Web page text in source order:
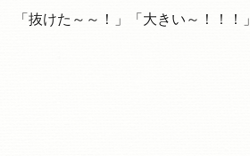
「抜けた～～！」「大きい～！！！」